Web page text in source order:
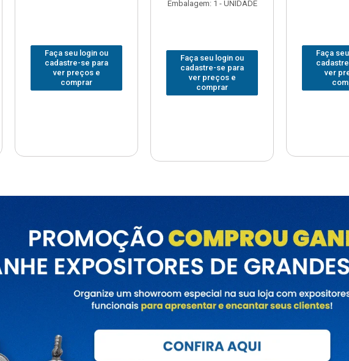
Faça seu login ou
cadastre-se para
ver preços e
comprar
Faça seu login ou
cadastre-se para
ver preços e
comprar
Faça
ver